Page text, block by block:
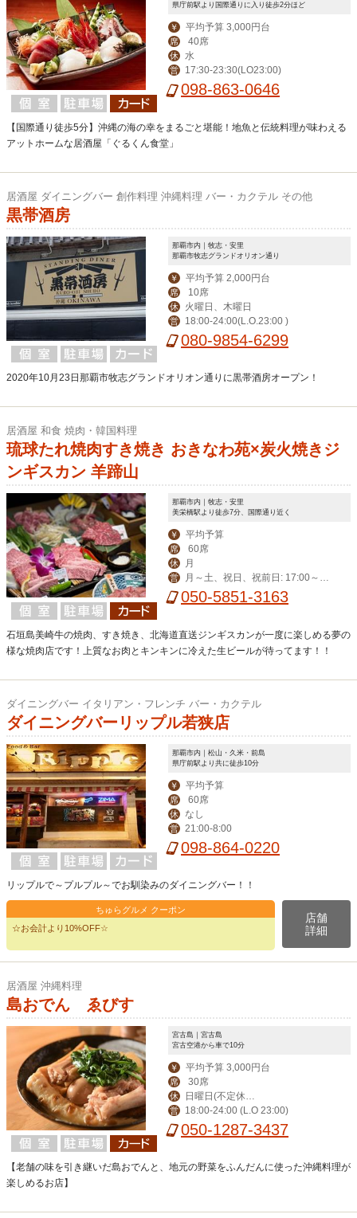
県庁前駅より国際通りに入り徒歩2分ほど
￥ 平均予算 3,000円台
席 40席
休 水
営 17:30-23:30(LO23:00)
098-863-0646
【国際通り徒歩5分】沖縄の海の幸をまるごと堪能！地魚と伝統料理が味わえる
アットホームな居酒屋「ぐるくん食堂」
居酒屋 ダイニングバー 創作料理 沖縄料理 バー・カクテル その他
黒帯酒房
那覇市内｜牧志・安里
那覇市牧志グランドオリオン通り
￥ 平均予算 2,000円台
席 10席
休 火曜日、木曜日
営 18:00-24:00(L.O.23:00 )
080-9854-6299
2020年10月23日那覇市牧志グランドオリオン通りに黒帯酒房オープン！
居酒屋 和食 焼肉・韓国料理
琉球たれ焼肉すき焼き おきなわ苑×炭火焼きジ
ンギスカン 羊蹄山
那覇市内｜牧志・安里
美栄橋駅より徒歩7分、国際通り近く
￥ 平均予算
席 60席
休 月
営
月～土、祝日、祝前日: 17:00～翌
0:00 （料理L.O. 23:00 ドリンクL.O.2
050-5851-3163
石垣島美崎牛の焼肉、すき焼き、北海道直送ジンギスカンが一度に楽しめる夢の
様な焼肉店です！上質なお肉とキンキンに冷えた生ビールが待ってます！！
ダイニングバー イタリアン・フレンチ バー・カクテル
ダイニングバーリップル若狭店
那覇市内｜松山・久米・前島
県庁前駅より共に徒歩10分
￥ 平均予算
席 60席
休 なし
営 21:00-8:00
098-864-0220
リップルで～プルプル～でお馴染みのダイニングバー！！
ちゅらグルメ クーポン
☆お会計より10%OFF☆
店舗
詳細
居酒屋 沖縄料理
島おでん ゑびす
宮古島｜宮古島
宮古空港から車で10分
￥ 平均予算 3,000円台
席 30席
休
り)
営 18:00-24:00 (L.O 23:00)
050-1287-3437
【老舗の味を引き継いだ島おでんと、地元の野菜をふんだんに使った沖縄料理が
楽しめるお店】